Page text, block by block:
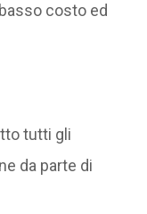
costo ed
tutti gli
da parte di